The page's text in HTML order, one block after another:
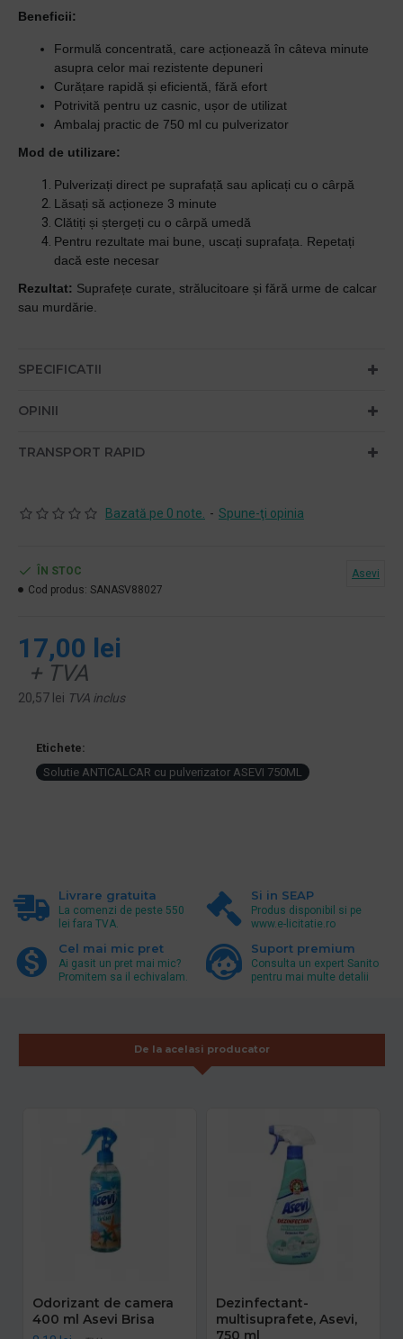
Beneficii:
Formulă concentrată, care acționează în câteva minute
asupra celor mai rezistente depuneri
Curățare rapidă și eficientă, fără efort
Potrivită pentru uz casnic, ușor de utilizat
Ambalaj practic de 750 ml cu pulverizator
Mod de utilizare:
Pulverizați direct pe suprafață sau aplicați cu o cârpă
Lăsați să acționeze 3 minute
Clătiți și ștergeți cu o cârpă umedă
Pentru rezultate mai bune, uscați suprafața. Repetați
dacă este necesar
Rezultat: Suprafețe curate, strălucitoare și fără urme de calcar
sau murdărie.
SPECIFICATII
OPINII
TRANSPORT RAPID
Bazată pe 0 note. - Spune-ţi opinia
17,00 lei
+ TVA
20,57 lei TVA inclus
ÎN STOC
Cod produs: SANASV88027
Asevi
Etichete:
Solutie ANTICALCAR cu pulverizator ASEVI 750ML
Livrare gratuita
La comenzi de peste 550
lei fara TVA.
Si in SEAP
Produs disponibil si pe
www.e-licitatie.ro
Cel mai mic pret
Ai gasit un pret mai mic?
Promitem sa il echivalam.
Suport premium
Consulta un expert Sanito
pentru mai multe detalii
De la acelasi producator
Odorizant de camera
400 ml Asevi Brisa
Dezinfectant-
multisuprafete, Asevi,
750 ml